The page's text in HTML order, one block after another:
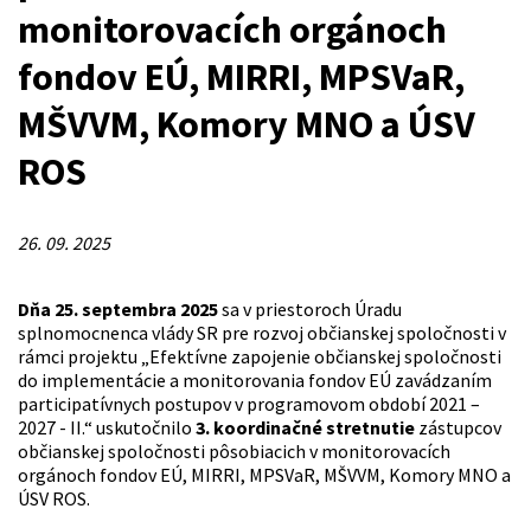
monitorovacích orgánoch
fondov EÚ, MIRRI, MPSVaR,
MŠVVM, Komory MNO a ÚSV
ROS
26. 09. 2025
Dňa 25. septembra 2025sa v priestoroch Úradu
splnomocnenca vlády SR pre rozvoj občianskej spoločnosti v
rámci projektu „Efektívne zapojenie občianskej spoločnosti
do implementácie a monitorovania fondov EÚ zavádzaním
participatívnych postupov v programovom období 2021 –
2027 - II.“ uskutočnilo 3. koordinačné stretnutie zástupcov
občianskej spoločnosti pôsobiacich v monitorovacích
orgánoch fondov EÚ, MIRRI, MPSVaR, MŠVVM, Komory MNO a
ÚSV ROS.